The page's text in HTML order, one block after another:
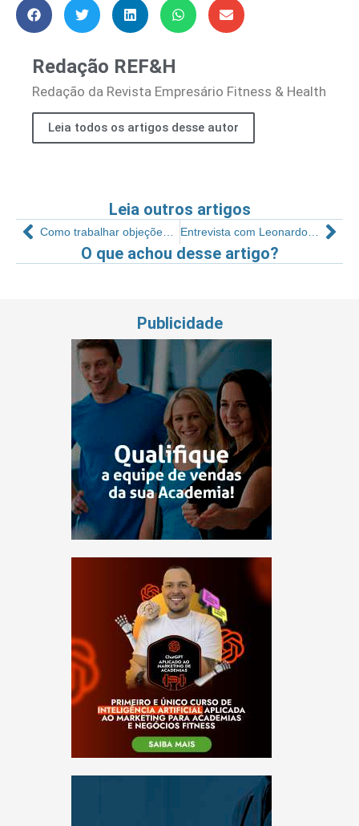
Redação REF&H
Redação da Revista Empresário Fitness & Health
Leia todos os artigos desse autor
Leia outros artigos
Entrevista com Leonardo Pereira, da rede de academias Selfit
O que achou desse artigo?
Publicidade